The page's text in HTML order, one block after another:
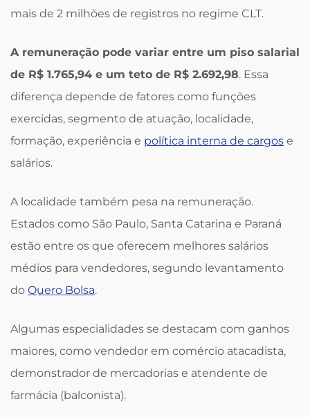
mais de 2 milhões de registros no regime CLT.
A remuneração pode variar entre um piso salarial
de R$ 1.765,94 e um teto de R$ 2.692,98. Essa
diferença depende de fatores como funções
exercidas, segmento de atuação, localidade,
formação, experiência e política interna de cargos e
salários.
A localidade também pesa na remuneração.
Estados como São Paulo, Santa Catarina e Paraná
estão entre os que oferecem melhores salários
médios para vendedores, segundo levantamento
do Quero Bolsa.
Algumas especialidades se destacam com ganhos
maiores, como vendedor em comércio atacadista,
demonstrador de mercadorias e atendente de
farmácia (balconista).